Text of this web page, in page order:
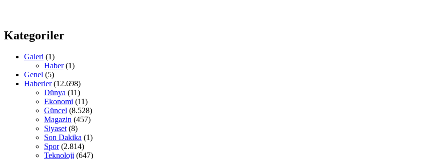
Kategoriler
Galeri (1)
Haber(1)
Genel (5)
Haberler(12.698)
Dünya (11)
Ekonomi (11)
Güncel (8.528)
Magazin (457)
Siyaset (8)
Son Dakika (1)
Spor(2.814)
Teknoloji (647)